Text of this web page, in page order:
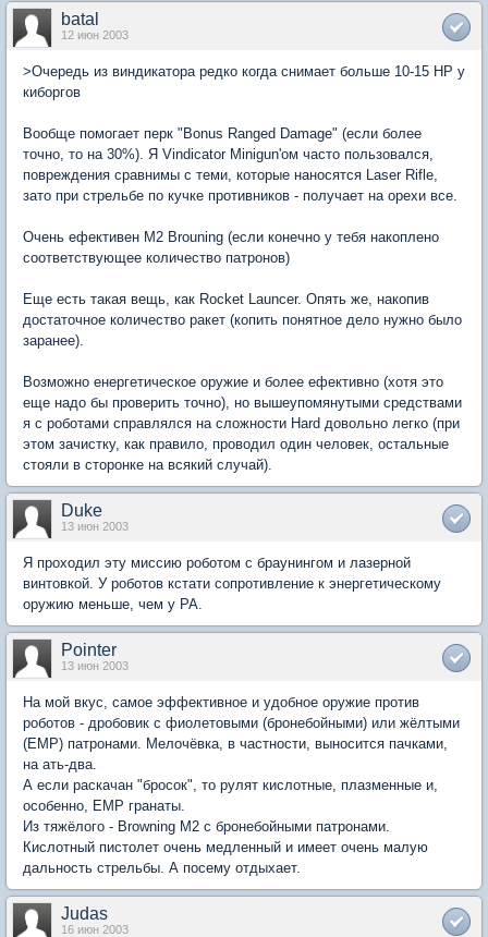
batal
12 июн 2003
>Очередь из виндикатора редко когда снимает больше 10-15 HP у
киборгов
Вообще помогает перк "Bonus Ranged Damage" (если более
точно, то на 30%). Я Vindicator Minigun'ом часто пользовался,
повреждения сравнимы с теми, которые наносятся Laser Rifle,
зато при стрельбе по кучке противников - получает на орехи все.
Очень ефективен M2 Brouning (если конечно у тебя накоплено
соответствующее количество патронов)
Еще есть такая вещь, как Rocket Launcer. Опять же, накопив
достаточное количество ракет (копить понятное дело нужно было
заранее).
Возможно енергетическое оружие и более ефективно (хотя это
еще надо бы проверить точно), но вышеупомянутыми средствами
я с роботами справлялся на сложности Hard довольно легко (при
этом зачистку, как правило, проводил один человек, остальные
стояли в сторонке на всякий случай).
Duke
13 июн 2003
Я проходил эту миссию роботом с браунингом и лазерной
винтовкой. У роботов кстати сопротивление к энергетическому
оружию меньше, чем у PA.
Pointer
13 июн 2003
На мой вкус, самое эффективное и удобное оружие против
роботов - дробовик с фиолетовыми (бронебойными) или жёлтыми
(EMP) патронами. Мелочёвка, в частности, выносится пачками,
на ать-два.
А если раскачан "бросок", то рулят кислотные, плазменные и,
особенно, EMP гранаты.
Из тяжёлого - Browning M2 с бронебойными патронами.
Кислотный пистолет очень медленный и имеет очень малую
дальность стрельбы. А посему отдыхает.
Judas
16 июн 2003